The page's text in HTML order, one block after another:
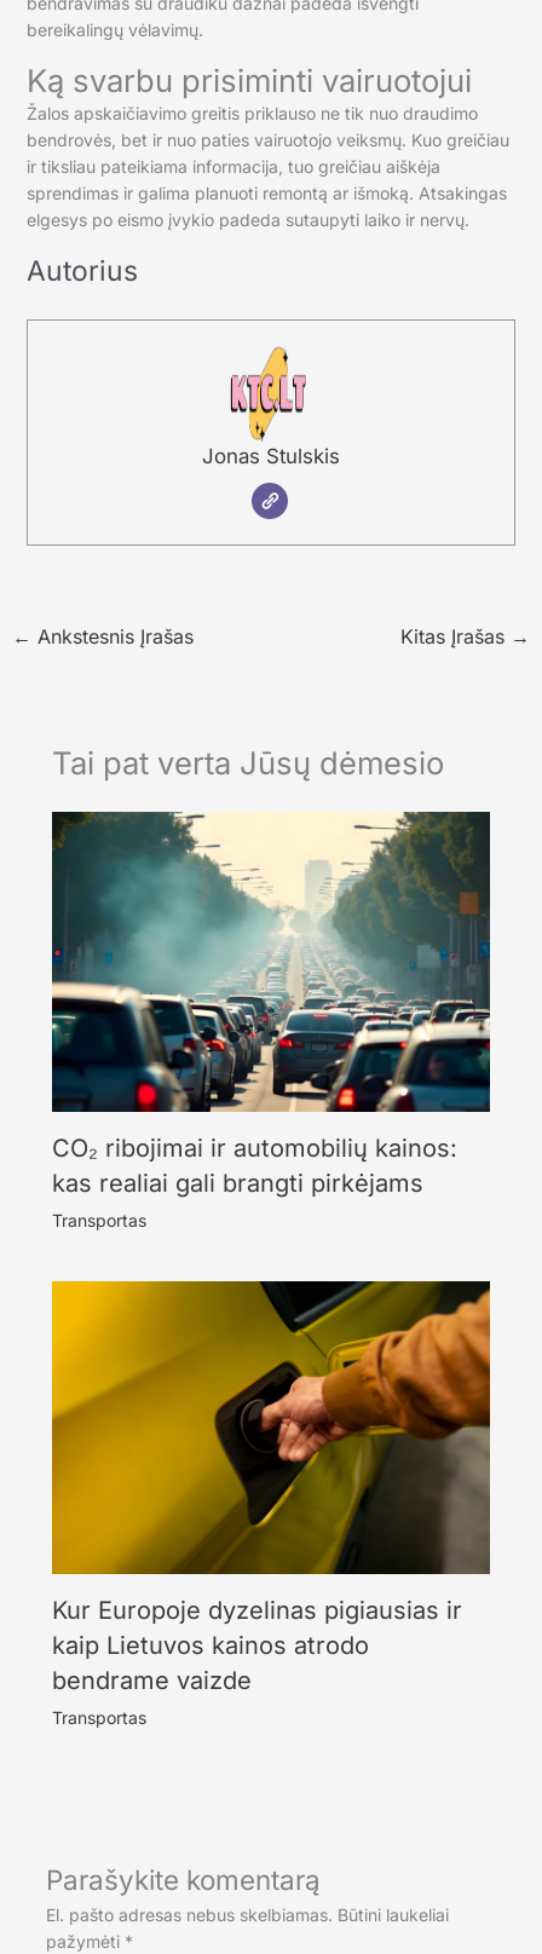
bereikalingų vėlavimų.
Ką svarbu prisiminti vairuotojui
Žalos apskaičiavimo greitis priklauso ne tik nuo draudimo
bendrovės, bet ir nuo paties vairuotojo veiksmų. Kuo greičiau
ir tiksliau pateikiama informacija, tuo greičiau aiškėja
sprendimas ir galima planuoti remontą ar išmoką. Atsakingas
elgesys po eismo įvykio padeda sutaupyti laiko ir nervų.
Autorius
Jonas Stulskis
← Ankstesnis Įrašas Kitas Įrašas →
Tai pat verta Jūsų dėmesio
CO₂ ribojimai ir automobilių kainos:
kas realiai gali brangti pirkėjams
Transportas
Kur Europoje dyzelinas pigiausias ir
kaip Lietuvos kainos atrodo
bendrame vaizde
Transportas
Parašykite komentarą
El. pašto adresas nebus skelbiamas. Būtini laukeliai
pažymėti *